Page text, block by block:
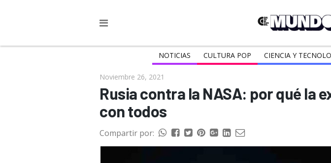
NOTICIAS CULTURA POP CIENCIA Y
Noviembre 26, 2021
Rusia contra la NASA: por qué la
con todos
Compartir por: